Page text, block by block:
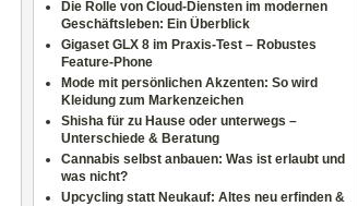
Die Rolle von Cloud-Diensten im modernen
Geschäftsleben: Ein Überblick
Gigaset GLX 8 im Praxis-Test – Robustes
Feature-Phone
Mode mit persönlichen Akzenten: So wird
Kleidung zum Markenzeichen
Shisha für zu Hause oder unterwegs –
Unterschiede & Beratung
Cannabis selbst anbauen: Was ist erlaubt und
was nicht?
Upcycling statt Neukauf: Altes neu erfinden &